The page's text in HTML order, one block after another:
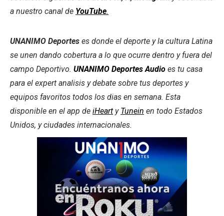
a nuestro canal de YouTube.
UNANIMO Deportes es donde el deporte y la cultura Latina
se unen dando cobertura a lo que ocurre dentro y fuera del
campo Deportivo. UNANIMO Deportes Audio es tu casa
para el expert analisis y debate sobre tus deportes y
equipos favoritos todos los dias en semana. Esta
disponible en el app de iHeart y Tunein en todo Estados
Unidos, y ciudades internacionales.